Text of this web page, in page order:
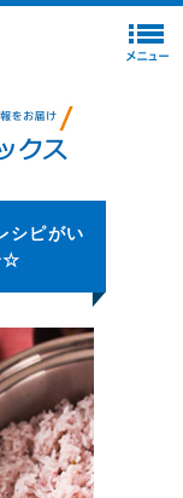
シピがい
☆